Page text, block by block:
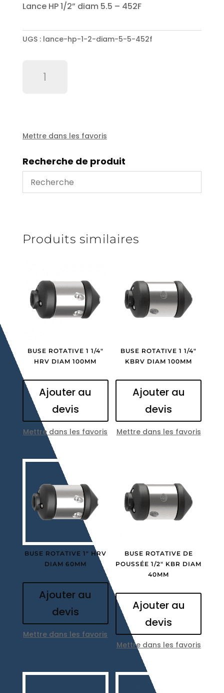
Lance HP 1/2” diam 5.5 – 452F
UGS : lance-hp-1-2-diam-5-5-452f
5.5
452F
Mettre dans les favoris
Recherche de produit
Produits similaires
BUSE ROTATIVE 1 1/4″
HRV DIAM 100MM
Ajouter au
devis
Mettre dans les favoris
BUSE ROTATIVE 1 1/4″
KBRV DIAM 100MM
Ajouter au
devis
Mettre dans les favoris
BUSE ROTATIVE 1″ HRV
DIAM 60MM
Ajouter au
devis
Mettre dans les favoris
BUSE ROTATIVE DE
POUSSÉE 1/2″ KBR DIAM
40MM
Ajouter au
devis
Mettre dans les favoris